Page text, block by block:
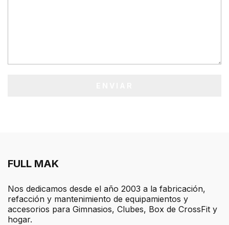
FULL MAK
Nos dedicamos desde el año 2003 a la fabricación,
refacción y mantenimiento de equipamientos y
accesorios para Gimnasios, Clubes, Box de CrossFit y
hogar.